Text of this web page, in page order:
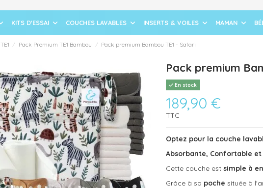
KITS D'ESSAI COUCHES LAVABLES INSERTS & VOILES MAMAN
TE1 Pack Premium TE1 Bambou Pack premium Bambou TE1 - Safari
Pack premium
En stock
189,90 €
TTC
Optez pour la couche
Absorbante, Confortable
Cette couche est simple à
Grâce à sa poche située à